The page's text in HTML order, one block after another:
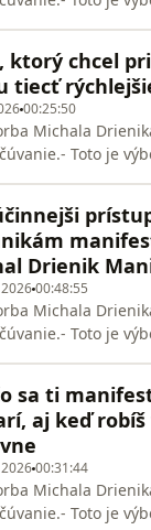
Stiahni si
budúcnosti
nasmerovať
smero
vizualizácie či
hľadajte Michal
Chceš
myseľ a objaviť
Stiahni si
budúcnosti
nasmerovať
smero
ktorý chcel
tiecť
00:25:50
Michala
Toto je
vizualizácie či
hľadajte Michal
Chceš
myseľ a objaviť
Stiahni si
budúcnosti
nasmerovať
smero
Drienik
00:48:55
Michala
Toto je
vizualizácie či
hľadajte Michal
Chceš
myseľ a objaviť
Stiahni si
budúcnosti
sa ti
aj keď
00:31:44
Michala
Toto je